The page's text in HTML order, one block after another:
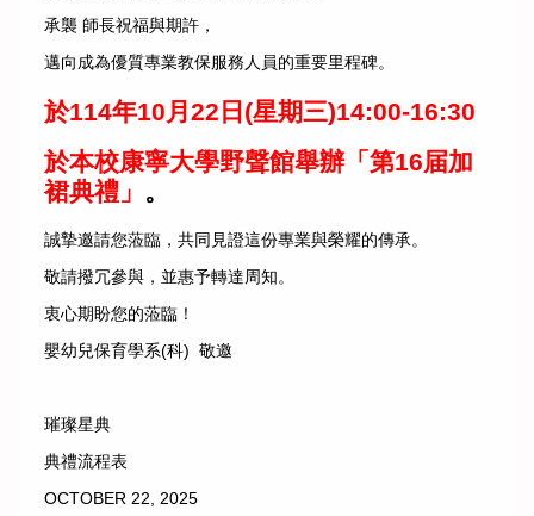
承襲 師長祝福與期許，
邁向成為優質專業教保服務人員的重要里程碑。
於114年10月22日(星期三)14:00-16:30
於本校康寧大學野聲館舉辦「第16届加
裙典禮」 。
誠摯邀請您蒞臨，共同見證這份專業與榮耀的傳承。
敬請撥冗參與，並惠予轉達周知。
衷心期盼您的蒞臨！
嬰幼兒保育學系(科) 敬邀
璀璨星典
典禮流程表
OCTOBER 22, 2025